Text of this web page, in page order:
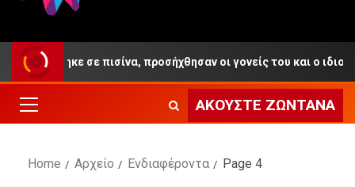
σε πισίνα, προσήχθησαν οι γονείς του και ο ιδιοκτήτης του
ΑΚΟΎΣΤΕ ΖΩΝΤΑΝΆ
Home Αρχείο Ενδιαφέροντα Page 4